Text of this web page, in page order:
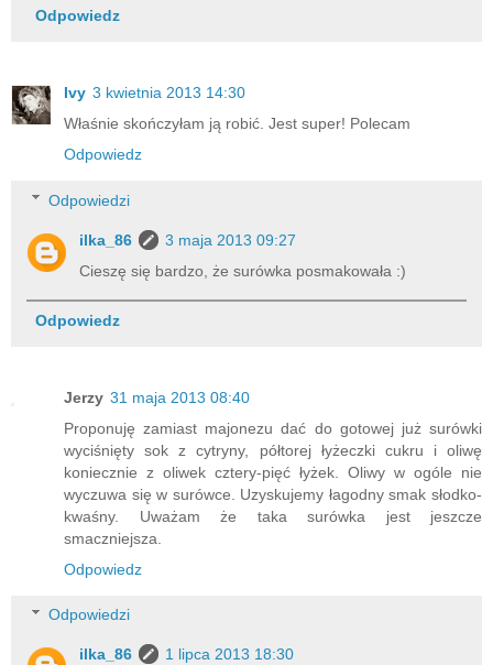
Odpowiedz
Ivy 3 kwietnia 2013 14:30
Właśnie skończyłam ją robić. Jest super! Polecam
Odpowiedz
Odpowiedzi
ilka_86
3 maja 2013 09:27
Cieszę się bardzo, że surówka posmakowała :)
Odpowiedz
Jerzy 31 maja 2013 08:40
Proponuję zamiast majonezu dać do gotowej już surówki
wyciśnięty sok z cytryny, półtorej łyżeczki cukru i oliwę
koniecznie z oliwek cztery-pięć łyżek. Oliwy w ogóle nie
wyczuwa się w surówce. Uzyskujemy łagodny smak słodko-
kwaśny. Uważam że taka surówka jest jeszcze
smaczniejsza.
Odpowiedz
Odpowiedzi
ilka_86
1 lipca 2013 18:30